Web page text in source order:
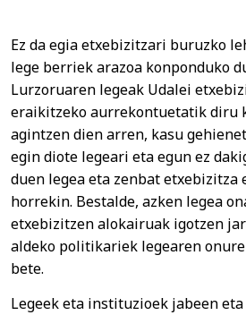
Ez da egia etxebizitzari buruzko
lege berriek arazoa konponduko
Lurzoruaren legeak Udalei
eraikitzeko aurrekontuetatik diru
agintzen dien arren, kasu
egin diote legeari eta egun ez
duen legea eta zenbat
horrekin. Bestalde, azken legea
etxebizitzen alokairuak igotzen
aldeko politikariek legearen
bete.
Legeek eta instituzioek jabeen